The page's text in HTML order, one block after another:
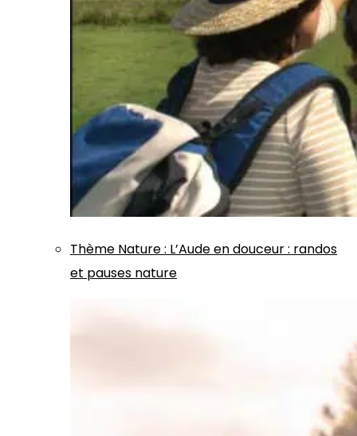
Thème Nature: L’Aude en douceur : randos
et pauses nature